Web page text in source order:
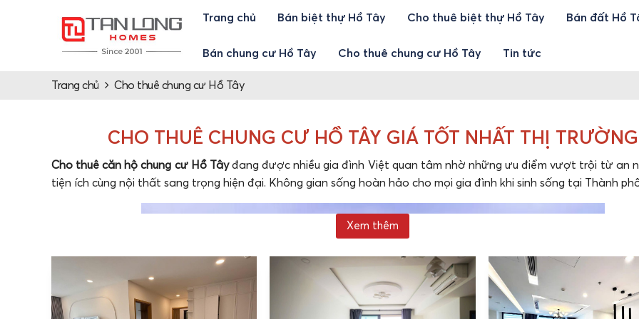
Trang chủ Bán biệt thự Hồ Tây Cho thuê biệt thự Hồ Tây Bán đất Hồ
Bán chung cư Hồ Tây Cho thuê chung cư Hồ Tây Tin tức
Trang chủ Cho thuê chung cư Hồ Tây
CHO THUÊ CHUNG CƯ HỒ TÂY GIÁ TỐT NHẤT THỊ TRƯỜNG
Cho thuê căn hộ chung cư Hồ Tâyđang được nhiều gia đình Việt quan tâm nhờ những ưu điểm vượt trội từ an
tiện ích cùng nội thất sang trọng hiện đại. Không gian sống hoàn hảo cho mọi gia đình khi sinh sống tại Thành
Xem thêm